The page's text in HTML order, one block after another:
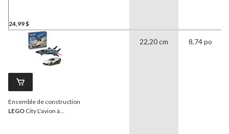
24,99 $
Ensemble de construction
LEGO City L'avion à
22,20 cm 8,74 po